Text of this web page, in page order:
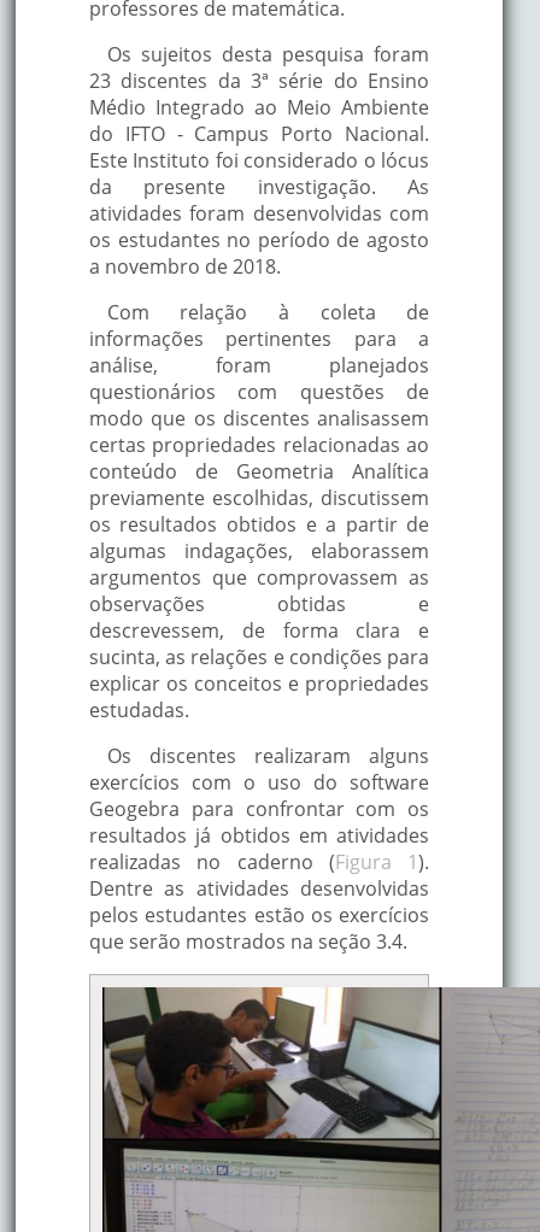
professores de matemática.
Os sujeitos desta pesquisa foram
23 discentes da 3ª série do Ensino
Médio Integrado ao Meio Ambiente
do IFTO - Campus Porto Nacional.
Este Instituto foi considerado o lócus
da presente investigação. As
atividades foram desenvolvidas com
os estudantes no período de agosto
a novembro de 2018.
Com relação à coleta de
informações pertinentes para a
análise, foram planejados
questionários com questões de
modo que os discentes analisassem
certas propriedades relacionadas ao
conteúdo de Geometria Analítica
previamente escolhidas, discutissem
os resultados obtidos e a partir de
algumas indagações, elaborassem
argumentos que comprovassem as
observações obtidas e
descrevessem, de forma clara e
sucinta, as relações e condições para
explicar os conceitos e propriedades
estudadas.
Os discentes realizaram alguns
exercícios com o uso do software
Geogebra para confrontar com os
resultados já obtidos em atividades
realizadas no caderno (Figura 1).
Dentre as atividades desenvolvidas
pelos estudantes estão os exercícios
que serão mostrados na seção 3.4.